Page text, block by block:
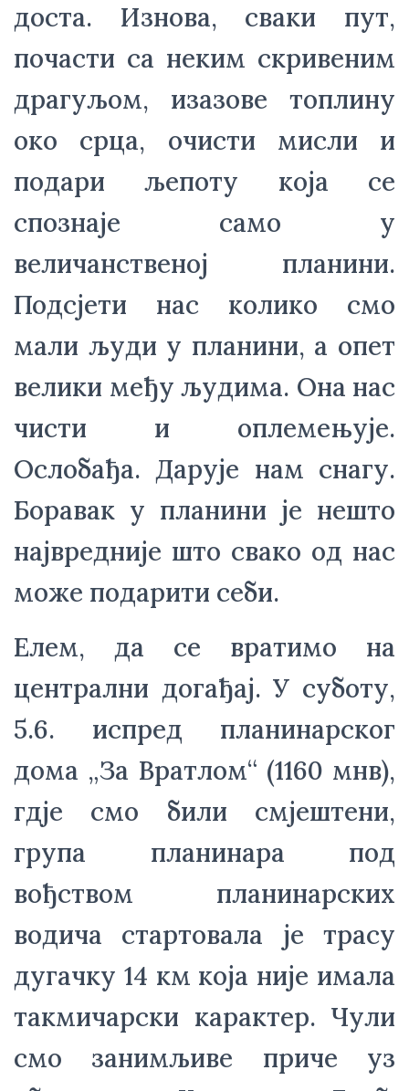
доста. Изнова, сваки пут,
почасти са неким скривеним
драгуљом, изазове топлину
око срца, очисти мисли и
подари љепоту која се
спознаје само у
величанственој планини.
Подсјети нас колико смо
мали људи у планини, а опет
велики међу људима. Она нас
чисти и оплемењује.
Ослобађа. Дарује нам снагу.
Боравак у планини је нешто
највредније што свако од нас
може подарити себи.
Елем, да се вратимо на
централни догађај. У суботу,
5.6. испред планинарског
дома „За Вратлом“ (1160 мнв),
гдjе смо били смјештени,
група планинара под
вођством планинарских
водича стартовала је трасу
дугачку 14 км која није имала
такмичарски карактер. Чули
смо занимљиве приче уз